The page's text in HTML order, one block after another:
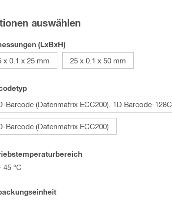
auswählen
(LxBxH)
x 0.1 x 25 mm
25 x 0.1 x 50 mm
Barcode (Datenmatrix ECC200), 1D Barcode-128C
Barcode (Datenmatrix ECC200)
45 °C